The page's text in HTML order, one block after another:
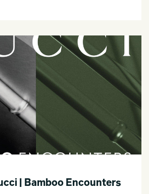
| Bamboo Encounters